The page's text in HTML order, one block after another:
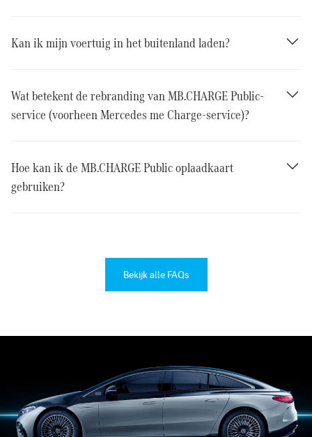
Kan ik mijn voertuig in het buitenland laden?
Wat betekent de rebranding van MB.CHARGE Public-
service (voorheen Mercedes me Charge-service)?
Hoe kan ik de MB.CHARGE Public oplaadkaart
gebruiken?
Bekijk alle FAQs